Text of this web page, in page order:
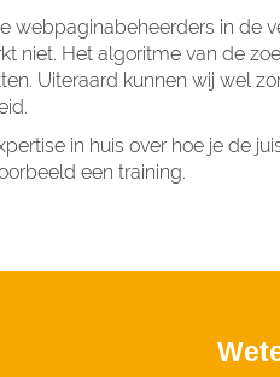
webpaginabeheerders in de
niet. Het algoritme van de
Uiteraard kunnen wij wel
in huis over hoe je de
een training.